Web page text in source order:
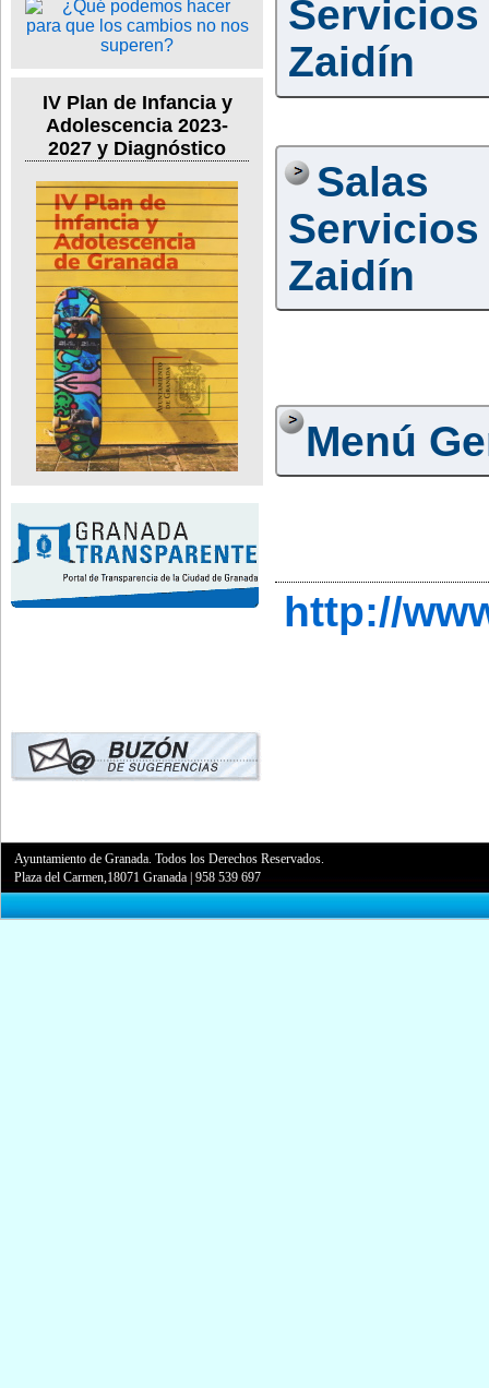
IV Plan de Infancia y
Adolescencia 2023-
2027 y Diagnóstico
Zaidín
Salas
Zaidín
Menú
http://
Ayuntamiento de Granada. Todos los Derechos Reservados.
Plaza del Carmen,18071 Granada |958 539 697